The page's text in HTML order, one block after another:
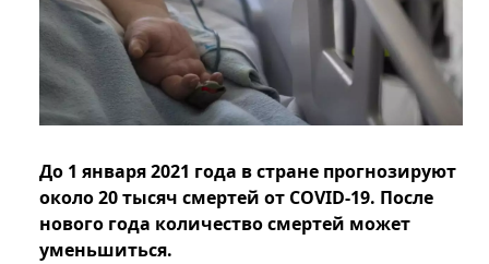
До 1 января 2021 года в стране прогнозируют
около 20 тысяч смертей от COVID-19. После
нового года количество смертей может
уменьшиться.